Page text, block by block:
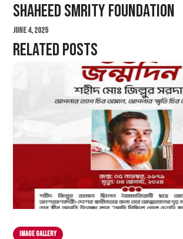
Shaheed Smrity Foundation
June 4, 2025
Related Posts
Image Gallery